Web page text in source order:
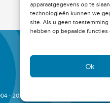
apparaatgegevens op te
technologieën kunnen we
site. Als u geen
hebben op bepaalde functies
Ok
- 2023 © -